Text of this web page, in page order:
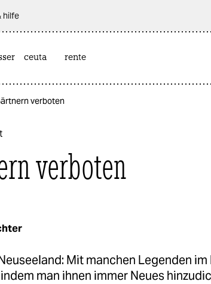
hilfe
ceuta rente
verboten
verboten
Mit manchen Legenden
man ihnen immer Neues